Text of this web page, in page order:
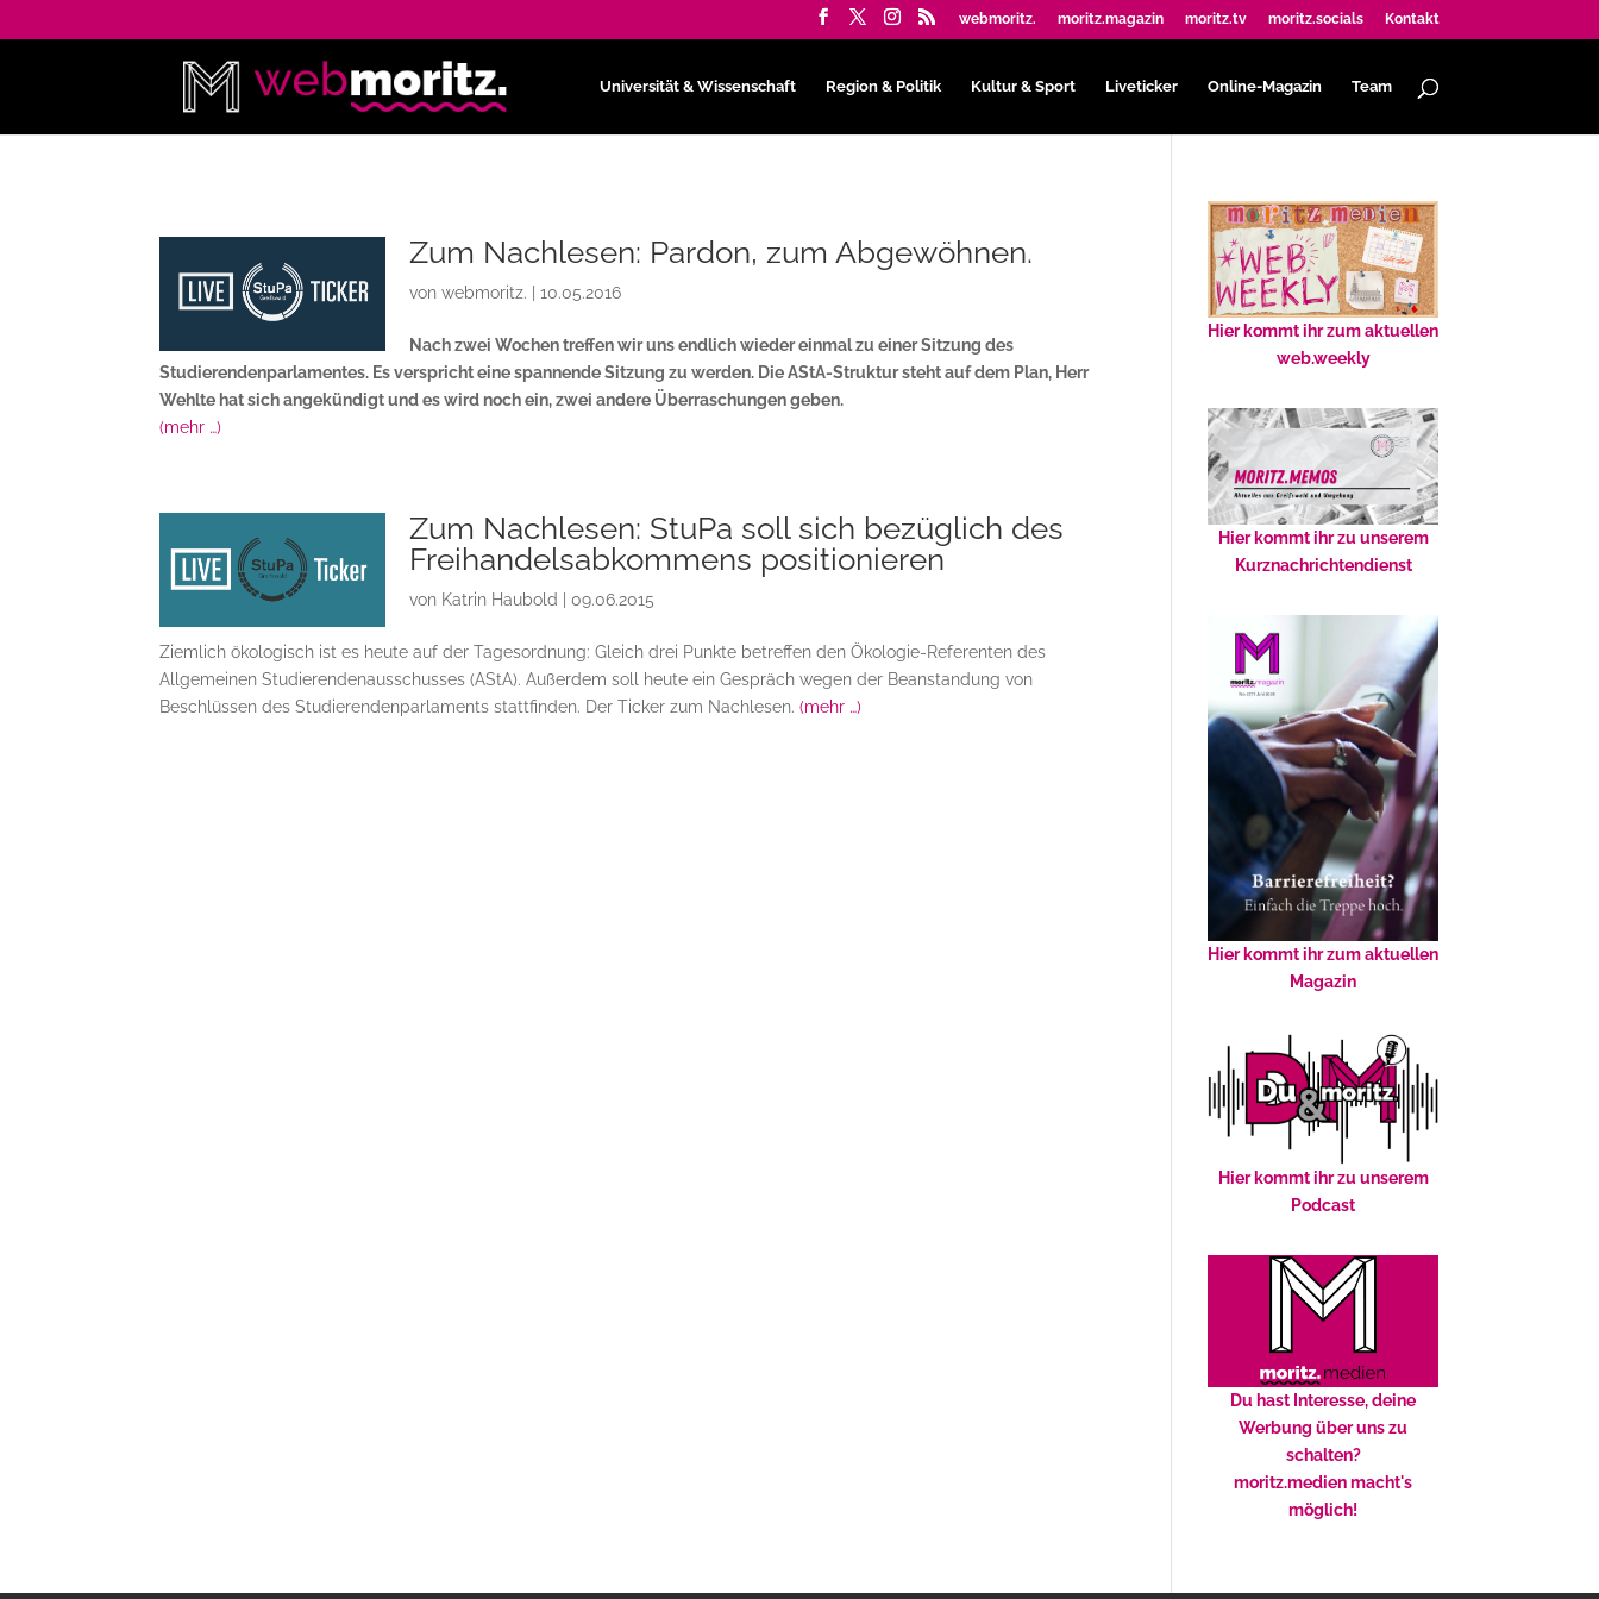
webmoritz. moritz.magazin moritz.tv moritz.socials Kontakt
Universität & Wissenschaft Region & Politik Kultur & Sport Liveticker Online-Magazin Team
Zum Nachlesen: Pardon, zum Abgewöhnen.
vonwebmoritz. |10.05.2016
Nach zwei Wochen treffen wir uns endlich wieder einmal zu einer Sitzung des
Studierendenparlamentes. Es verspricht eine spannende Sitzung zu werden. Die AStA-Struktur steht auf dem Plan, Herr
Wehlte hat sich angekündigt und es wird noch ein, zwei andere Überraschungen geben.
(mehr …)
Zum Nachlesen: StuPa soll sich bezüglich des
Freihandelsabkommens positionieren
von Katrin Haubold |09.06.2015
Ziemlich ökologisch ist es heute auf der Tagesordnung: Gleich drei Punkte betreffen den Ökologie-Referenten des
Allgemeinen Studierendenausschusses (AStA). Außerdem soll heute ein Gespräch wegen der Beanstandung von
Beschlüssen des Studierendenparlaments stattfinden. Der Ticker zum Nachlesen.(mehr …)
Hier kommt ihr zum aktuellen
web.weekly
Hier kommt ihr zu unserem
Kurznachrichtendienst
Hier kommt ihr zum aktuellen
Magazin
Hier kommt ihr zu unserem
Podcast
Du hast Interesse, deine
Werbung über uns zu
schalten?
moritz.medien macht's
möglich!